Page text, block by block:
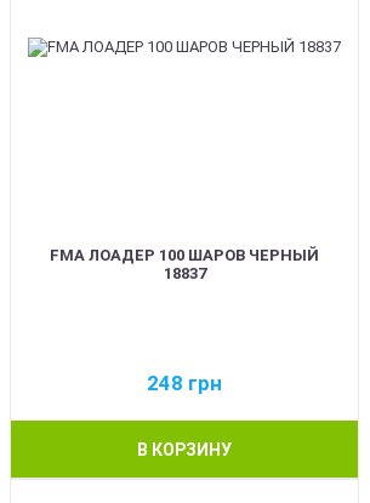
FMA ЛОАДЕР 100 ШАРОВ ЧЕРНЫЙ
18837
248 грн
В КОРЗИНУ